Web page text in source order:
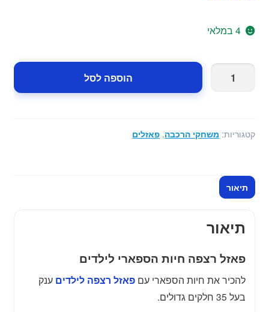
4 במלאי
כמות
חיות
-
ענק
חלקים
הוספה לסל
קטגוריות: משחקי הרכבה, פאזלים
תיאור
תיאור
פאזל רצפה חיות הספארי לילדים
להכיר את חיות הספארי עם פאזל רצפה לילדים ענק
בעל 35 חלקים גדולים.